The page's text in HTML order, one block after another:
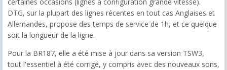
certaines occasions (lignes à configuration grande vitesse).
DTG, sur la plupart des lignes récentes en tout cas Anglaises et
Allemandes, propose des temps de service de 1h, et ce quelque
soit la longueur de la ligne.
Pour la BR187, elle a été mise à jour dans sa version TSW3,
tout l'essentiel à été corrigé, y compris avec des nouveaux sons,